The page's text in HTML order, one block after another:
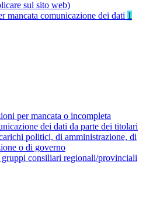
sul sito web)
mancata comunicazione dei dati 1
per mancata o incompleta
dei dati da parte dei titolari
politici, di amministrazione, di
o di governo
consiliari regionali/provinciali